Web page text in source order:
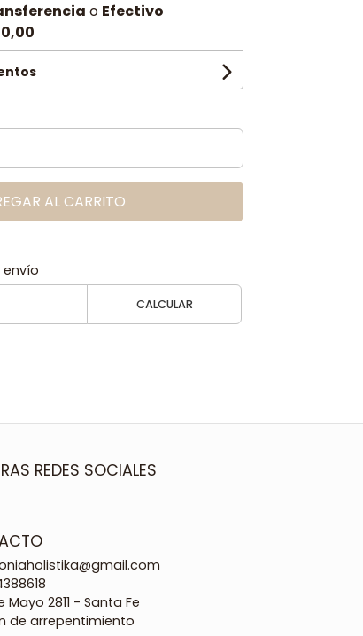
o Efectivo
AL CARRITO
CALCULAR
REDES SOCIALES
Mayo 2811 - Santa Fe
de arrepentimiento